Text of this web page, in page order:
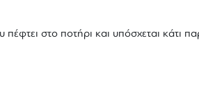
πέφτει στο ποτήρι και υπόσχεται